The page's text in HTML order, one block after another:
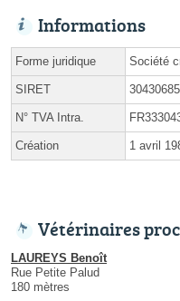
Informations
Forme juridique Société
SIRET
N° TVA Intra.
Création 1 avril
Vétérinaires
LAUREYS Benoît
Rue Petite Palud
180 mètres